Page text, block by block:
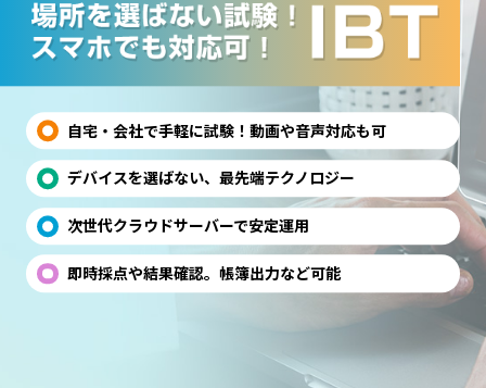
自宅・会社で手軽に試験！動画や音声対応も可
デバイスを選ばない、最先端テクノロジー
次世代クラウドサーバーで安定運用
即時採点や結果確認。帳簿出力など可能